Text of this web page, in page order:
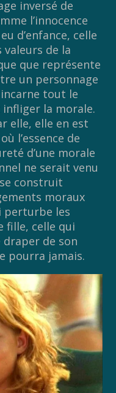
inversé de
l’innocence
d’enfance, celle
valeurs de la
que représente
un personnage
tout le
la morale.
elle, elle en est
l’essence de
d’une morale
ne serait venu
construit
moraux
perturbe les
fille, celle qui
de son
pourra jamais.